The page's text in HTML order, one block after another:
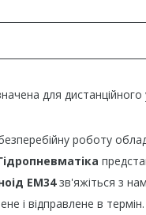
для
роботу
ЕМ34зв'яжіться з
і відправлене в термін.